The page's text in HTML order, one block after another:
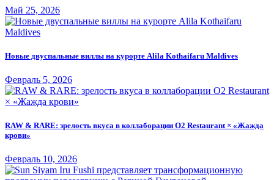
Май 25, 2026
Новые двуспальные виллы на курорте Alila Kothaifaru Maldives
Февраль 5, 2026
RAW & RARE: зрелость вкуса в коллаборации O2 Restaurant × «Жажда
крови»
Февраль 10, 2026